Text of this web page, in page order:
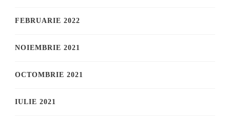
FEBRUARIE 2022
NOIEMBRIE 2021
OCTOMBRIE 2021
IULIE 2021